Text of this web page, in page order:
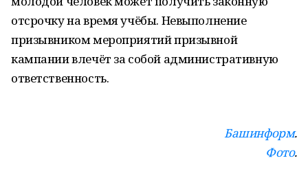
отсрочку на время учёбы. Невыполнение
призывником мероприятий призывной
кампании влечёт за собой административную
ответственность.
Башинформ.
Фото.